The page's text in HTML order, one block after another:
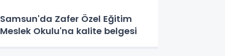
Samsun'da Zafer Özel Eğitim
Meslek Okulu'na kalite belgesi